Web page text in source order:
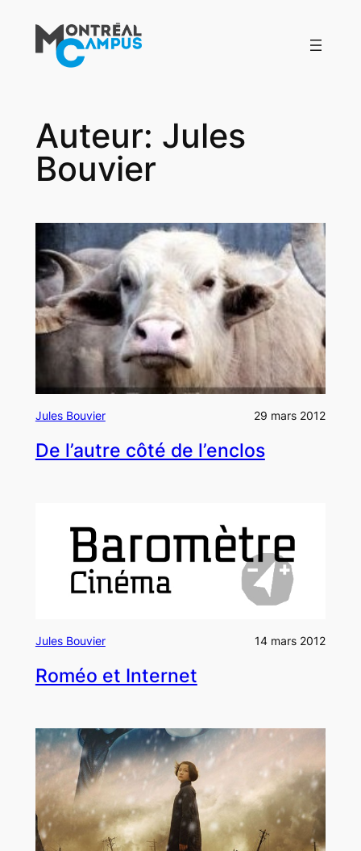
contenu
Auteur: Jules
Bouvier
Jules Bouvier 29 mars 2012
De l’autre côté de l’enclos
Jules Bouvier 14 mars 2012
Roméo et Internet